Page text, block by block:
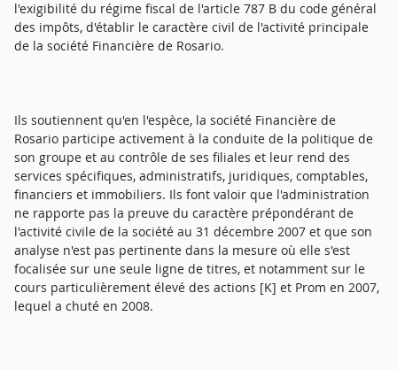
l'exigibilité du régime fiscal de l'article 787 B du code général
des impôts, d'établir le caractère civil de l'activité principale
de la société Financière de Rosario.
Ils soutiennent qu'en l'espèce, la société Financière de
Rosario participe activement à la conduite de la politique de
son groupe et au contrôle de ses filiales et leur rend des
services spécifiques, administratifs, juridiques, comptables,
financiers et immobiliers. Ils font valoir que l'administration
ne rapporte pas la preuve du caractère prépondérant de
l'activité civile de la société au 31 décembre 2007 et que son
analyse n'est pas pertinente dans la mesure où elle s'est
focalisée sur une seule ligne de titres, et notamment sur le
cours particulièrement élevé des actions [K] et Prom en 2007,
lequel a chuté en 2008.